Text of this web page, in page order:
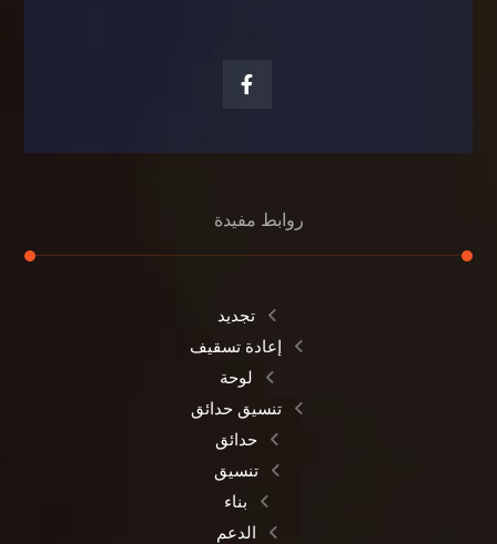
روابط مفيدة
تجديد
إعادة تسقيف
لوحة
تنسيق حدائق
حدائق
تنسيق
بناء
الدعم